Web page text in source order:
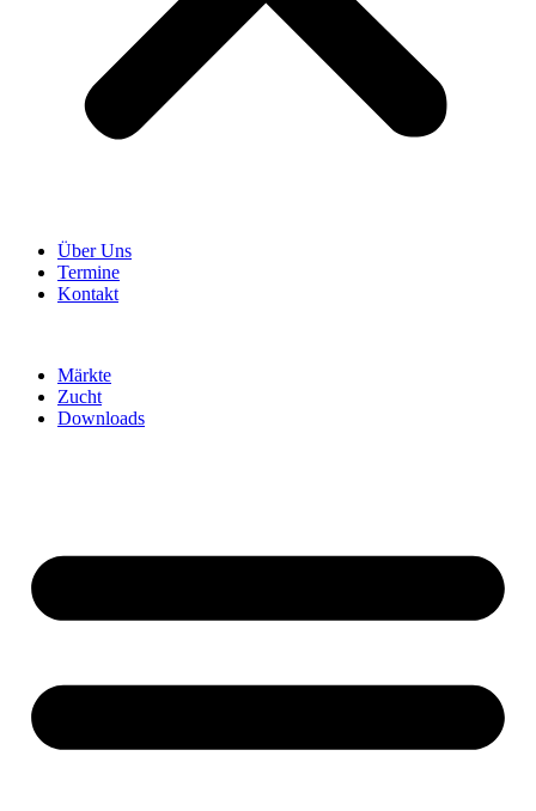
Über Uns
Termine
Kontakt
Märkte
Zucht
Downloads